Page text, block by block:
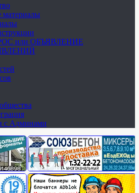
материалы
или ОБЪЯВЛЕНИЕ
с Админами